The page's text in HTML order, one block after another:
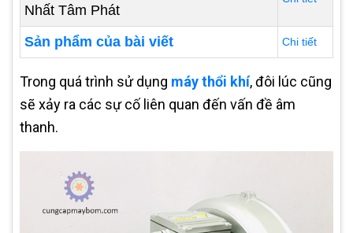
Nhất Tâm Phát
Sản phẩm của bài viết Chi tiết
Trong quá trình sử dụng máy thổi khí, đôi lúc cũng
sẽ xảy ra các sự cố liên quan đến vấn đề âm
thanh.